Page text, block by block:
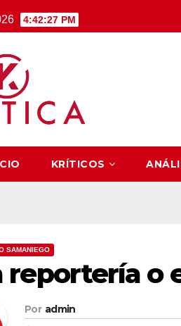
4:42:27 PM
KRÍTICOS
SAMANIEGO
reportería o
Por admin